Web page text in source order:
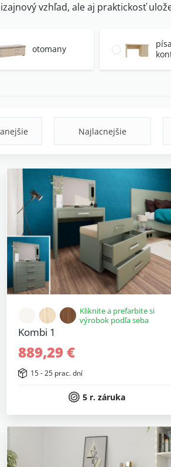
vzhľad, ale aj praktickosť
otomany
Najlacnejšie
Kliknite a prefarbite si
výrobok podľa seba
Kombi 1
889,29 €
15 - 25 prac. dní
5 r. záruka